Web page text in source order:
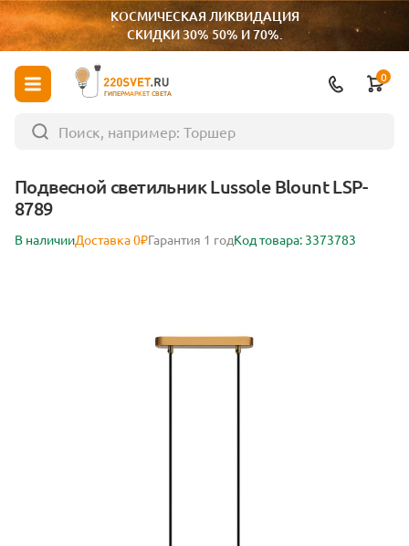
КОСМИЧЕСКАЯ ЛИКВИДАЦИЯ
СКИДКИ 30% 50% И 70%.
ГИПЕРМАРКЕТ СВЕТА
0
Подвесной светильник Lussole Blount LSP-
8789
В наличииДоставка 0₽Гарантия 1 годКод товара: 3373783